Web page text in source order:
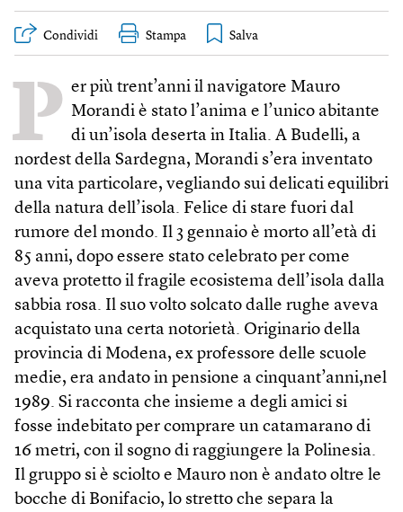
Condividi Stampa
P er più trent’anni il navigatore Mauro
Morandi è stato l’anima e l’unico abitante
di un’isola deserta in Italia. A Budelli, a
nordest della Sardegna, Morandi s’era inventato
una vita particolare, vegliando sui delicati equilibri
della natura dell’isola. Felice di stare fuori dal
rumore del mondo. Il 3 gennaio è morto all’età di
85 anni, dopo essere stato celebrato per come
aveva protetto il fragile ecosistema dell’isola dalla
sabbia rosa. Il suo volto solcato dalle rughe aveva
acquistato una certa notorietà. Originario della
provincia di Modena, ex professore delle scuole
medie, era andato in pensione a cinquant’anni,nel
1989. Si racconta che insieme a degli amici si
fosse indebitato per comprare un catamarano di
16 metri, con il sogno di raggiungere la Polinesia.
Il gruppo si è sciolto e Mauro non è andato oltre le
bocche di Bonifacio, lo stretto che separa la